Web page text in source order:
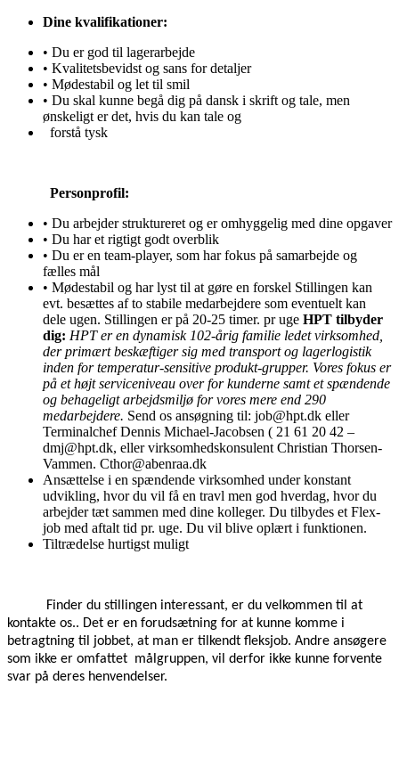
Dine kvalifikationer:
• Du er god til lagerarbejde
• Kvalitetsbevidst og sans for detaljer
• Mødestabil og let til smil
• Du skal kunne begå dig på dansk i skrift og tale, men
ønskeligt er det, hvis du kan tale og
forstå tysk
Personprofil:
• Du arbejder struktureret og er omhyggelig med dine opgaver
• Du har et rigtigt godt overblik
• Du er en team-player, som har fokus på samarbejde og
fælles mål
• Mødestabil og har lyst til at gøre en forskel Stillingen kan
evt. besættes af to stabile medarbejdere som eventuelt kan
dele ugen. Stillingen er på 20-25 timer. pr uge HPT tilbyder
dig: HPT er en dynamisk 102-årig familie ledet virksomhed,
der primært beskæftiger sig med transport og lagerlogistik
inden for temperatur-sensitive produkt-grupper. Vores fokus er
på et højt serviceniveau over for kunderne samt et spændende
og behageligt arbejdsmiljø for vores mere end 290
medarbejdere. Send os ansøgning til: job@hpt.dk eller
Terminalchef Dennis Michael-Jacobsen ( 21 61 20 42 –
dmj@hpt.dk, eller virksomhedskonsulent Christian Thorsen-
Vammen. Cthor@abenraa.dk
Ansættelse i en spændende virksomhed under konstant
udvikling, hvor du vil få en travl men god hverdag, hvor du
arbejder tæt sammen med dine kolleger. Du tilbydes et Flex-
job med aftalt tid pr. uge. Du vil blive oplært i funktionen.
Tiltrædelse hurtigst muligt
Finder du stillingen interessant, er du velkommen til at
kontakte os.. Det er en forudsætning for at kunne komme i
betragtning til jobbet, at man er tilkendt fleksjob. Andre ansøgere
som ikke er omfattet målgruppen, vil derfor ikke kunne forvente
svar på deres henvendelser.